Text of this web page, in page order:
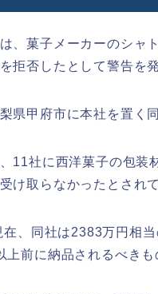
、菓子メーカーのシャ
拒否したとして警告を
県甲府市に本社を置く
11社に西洋菓子の包装
け取らなかったとされ
、同社は2383万円相
上前に納品されるべき